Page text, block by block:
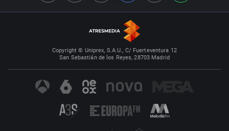
Copyright © Uniprex, S.A.U., C/ Fuerteventura 12
San Sebastián de los Reyes, 28703 Madrid